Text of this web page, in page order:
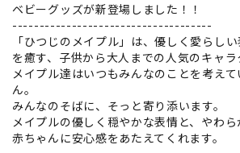
ベビーグッズが新登場しました！！
-------------------------------------
「ひつじのメイプル」は、優しく愛らし
を癒す、子供から大人までの人気のキャラ
メイプル達はいつもみんなのことを考え
ん。
みんなのそばに、そっと寄り添います。
メイプルの優しく穏やかな表情と、やわ
赤ちゃんに安心感をあたえてくれます。